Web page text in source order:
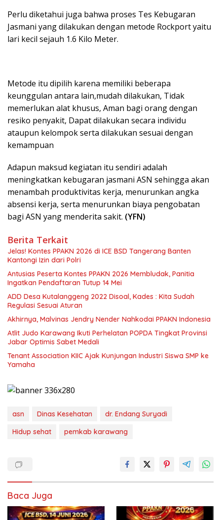
Perlu diketahui juga bahwa proses Tes Kebugaran
Jasmani yang dilakukan dengan metode Rockport yaitu
lari kecil sejauh 1.6 Kilo Meter.
Metode itu dipilih karena memiliki beberapa
keunggulan antara lain,mudah dilakukan, Tidak
memerlukan alat khusus, Aman bagi orang dengan
resiko penyakit, Dapat dilakukan secara individu
ataupun kelompok serta dilakukan sesuai dengan
kemampuan
Adapun maksud kegiatan itu sendiri adalah
meningkatkan kebugaran jasmani ASN sehingga akan
menambah produktivitas kerja, menurunkan angka
absensi kerja, serta menurunkan biaya pengobatan
bagi ASN yang menderita sakit. (YFN)
Berita Terkait
Jelas! Kontes PPAKN 2026 di ICE BSD Tangerang Banten
Kantongi Izin dari Polri
Antusias Peserta Kontes PPAKN 2026 Membludak, Panitia
Ingatkan Pendaftaran Tutup 14 Mei
ADD Desa Kutalanggeng 2022 Disoal, Kades : Kita Sudah
Regulasi Sesuai Aturan
Akhirnya, Malvinas Jendry Nender Nahkodai PPAKN Indonesia
Atlit Judo Karawang Ikuti Perhelatan POPDA Tingkat Provinsi
Jabar Optimis Sabet Medali
Tenant Association KIIC Ajak Kunjungan Industri Siswa SMP ke
Yamaha
asn Dinas Kesehatan
dr. Endang Suryadi
Hidup sehat
pemkab karawang
Baca Juga